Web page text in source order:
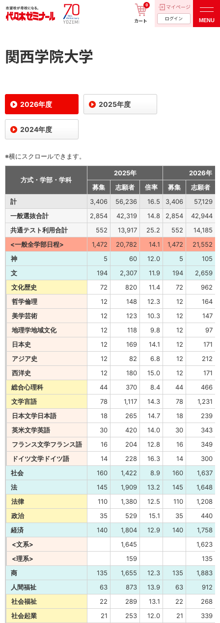
カート
0 マイページ
ログイン MENU
関西学院大学
2026年度 2025年度
2024年度
※横にスクロールできます。
方式・学部・学科
2025年
2026年
募集
志願者 倍率 募集
志願者
計
3,406 56,236 16.5 3,406
57,129
一般選抜合計
2,854 42,319 14.8 2,854
42,944
共通テスト利用合計
552 13,917 25.2 552
14,185
<一般全学部日程>
1,472 20,782 14.1 1,472
21,552
神
5 60 12.0 5
105
文
194 2,307 11.9 194
2,659
文化歴史
72 820 11.4 72
962
哲学倫理
12 148 12.3 12
164
美学芸術
12 123 10.3 12
147
地理学地域文化
12 118 9.8 12
97
日本史
12 169 14.1 12
171
アジア史
12 82 6.8 12
212
西洋史
12 180 15.0 12
171
総合心理科
44 370 8.4 44
466
文学言語
78 1,117 14.3 78
1,231
日本文学日本語
18 265 14.7 18
239
英米文学英語
30 420 14.0 30
343
フランス文学フランス語
16 204 12.8 16
349
ドイツ文学ドイツ語
14 228 16.3 14
300
社会
160 1,422 8.9 160
1,637
法
145 1,909 13.2 145
1,648
法律
110 1,380 12.5 110
1,208
政治
35 529 15.1 35
440
経済
140 1,804 12.9 140
1,758
<文系>
1,645
1,623
<理系>
159
135
商
135 1,655 12.3 135
1,883
人間福祉
63 873 13.9 63
912
社会福祉
22 289 13.1 22
268
社会起業
21 253 12.0 21
339